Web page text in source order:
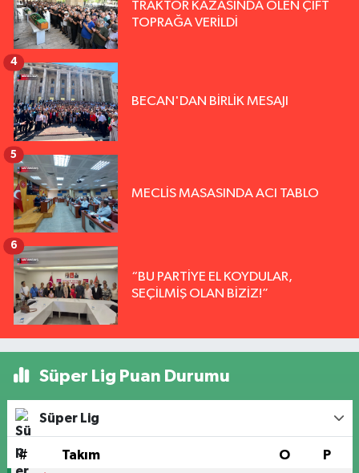
TRAKTÖR KAZASINDA ÖLEN ÇİFT
TOPRAĞA VERİLDİ
BECAN'DAN BİRLİK MESAJI
4
MECLİS MASASINDA ACI TABLO
5
“BU PARTİYE EL KOYDULAR,
SEÇİLMİŞ OLAN BİZİZ!”
6
Süper Lig Puan Durumu
Süper Lig
# Takım O P